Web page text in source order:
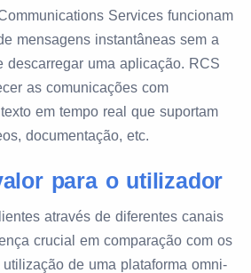
Services funcionam
mensagens instantâneas sem a
descarregar uma aplicação. RCS
as comunicações com
em tempo real que suportam
documentação, etc.
para o utilizador
através de diferentes canais
crucial em comparação com os
de uma plataforma omni-